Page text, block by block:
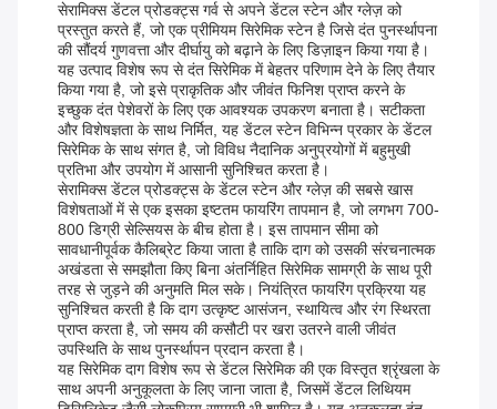
सेरामिक्स डेंटल प्रोडक्ट्स गर्व से अपने डेंटल स्टेन और ग्लेज़ को
प्रस्तुत करते हैं, जो एक प्रीमियम सिरेमिक स्टेन है जिसे दंत पुनर्स्थापना
की सौंदर्य गुणवत्ता और दीर्घायु को बढ़ाने के लिए डिज़ाइन किया गया है।
यह उत्पाद विशेष रूप से दंत सिरेमिक में बेहतर परिणाम देने के लिए तैयार
किया गया है, जो इसे प्राकृतिक और जीवंत फिनिश प्राप्त करने के
इच्छुक दंत पेशेवरों के लिए एक आवश्यक उपकरण बनाता है। सटीकता
और विशेषज्ञता के साथ निर्मित, यह डेंटल स्टेन विभिन्न प्रकार के डेंटल
सिरेमिक के साथ संगत है, जो विविध नैदानिक ​​​​अनुप्रयोगों में बहुमुखी
प्रतिभा और उपयोग में आसानी सुनिश्चित करता है।
सेरामिक्स डेंटल प्रोडक्ट्स के डेंटल स्टेन और ग्लेज़ की सबसे खास
विशेषताओं में से एक इसका इष्टतम फायरिंग तापमान है, जो लगभग 700-
800 डिग्री सेल्सियस के बीच होता है। इस तापमान सीमा को
सावधानीपूर्वक कैलिब्रेट किया जाता है ताकि दाग को उसकी संरचनात्मक
अखंडता से समझौता किए बिना अंतर्निहित सिरेमिक सामग्री के साथ पूरी
तरह से जुड़ने की अनुमति मिल सके। नियंत्रित फायरिंग प्रक्रिया यह
सुनिश्चित करती है कि दाग उत्कृष्ट आसंजन, स्थायित्व और रंग स्थिरता
प्राप्त करता है, जो समय की कसौटी पर खरा उतरने वाली जीवंत
उपस्थिति के साथ पुनर्स्थापन प्रदान करता है।
यह सिरेमिक दाग विशेष रूप से डेंटल सिरेमिक की एक विस्तृत श्रृंखला के
साथ अपनी अनुकूलता के लिए जाना जाता है, जिसमें डेंटल लिथियम